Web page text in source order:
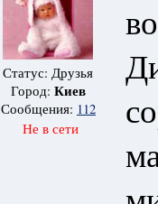
Статус: Друзья
Город: Киев
Сообщения: 112
Не в сети